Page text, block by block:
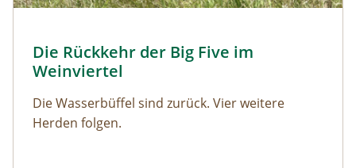
Naturmagazin: Die Rückkehr der Big Five im
Die Rückkehr der Big Five im
Weinviertel
Die Wasserbüffel sind zurück. Vier weitere
Herden folgen.